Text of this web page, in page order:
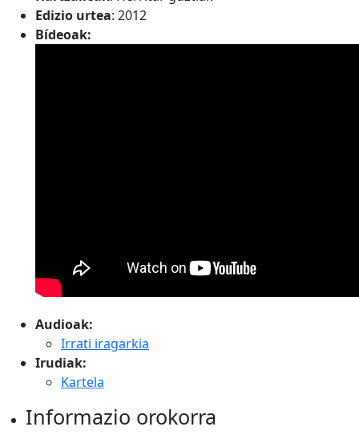
Edizio urtea: 2012
Bídeoak:
Audioak:
Irrati iragarkia
Irudiak:
Kartela
Informazio orokorra